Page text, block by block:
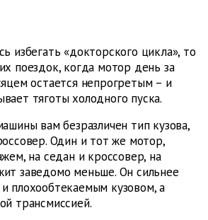
избегать «докторского цикла», то
поездок, когда мотор день за
остается непрогретым – и
тяготы холодного пуска.
вам безразличен тип кузова,
Один и тот же мотор,
на седан и кроссовер, на
заведомо меньше. Он сильнее
плохообтекаемым кузовом, а
трансмиссией.